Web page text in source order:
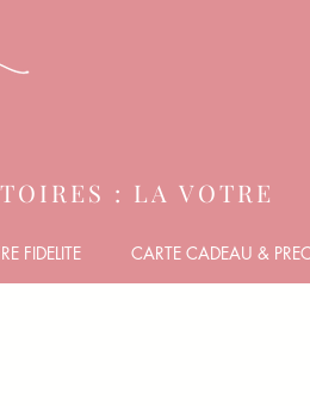
: LA VOTRE
FIDELITE CARTE CADEAU &